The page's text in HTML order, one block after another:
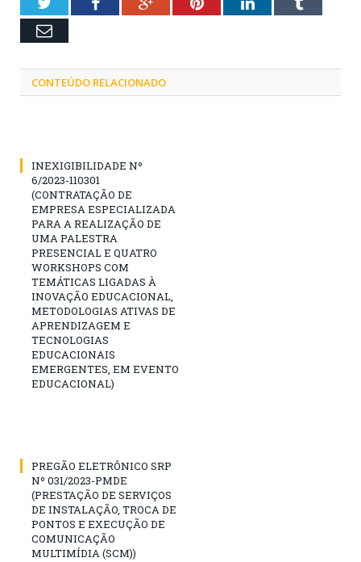
Email
CONTEÚDO RELACIONADO
INEXIGIBILIDADE Nº
6/2023-110301
(CONTRATAÇÃO DE
EMPRESA ESPECIALIZADA
PARA A REALIZAÇÃO DE
UMA PALESTRA
PRESENCIAL E QUATRO
WORKSHOPS COM
TEMÁTICAS LIGADAS À
INOVAÇÃO EDUCACIONAL,
METODOLOGIAS ATIVAS DE
APRENDIZAGEM E
TECNOLOGIAS
EDUCACIONAIS
EMERGENTES, EM EVENTO
EDUCACIONAL)
PREGÃO ELETRÔNICO SRP
Nº 031/2023-PMDE
(PRESTAÇÃO DE SERVIÇOS
DE INSTALAÇÃO, TROCA DE
PONTOS E EXECUÇÃO DE
COMUNICAÇÃO
MULTIMÍDIA (SCM))